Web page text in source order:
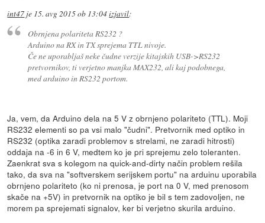
int47 je 15. avg 2015 ob 13:04izjavil:
Obrnjena polariteta RS232 ?
Arduino na RX in TX sprejema TTL nivoje.
Če ne uporabljaš neke čudne verzije kitajskih USB->RS232
pretvornikov, ti verjetno manjka MAX232, ali kaj podobnega,
med arduino in RS232 portom.
Ja, vem, da Arduino dela na 5 V z obrnjeno polariteto (TTL). Moji
RS232 elementi so pa vsi malo "čudni". Pretvornik med optiko in
RS232 (optika zaradi problemov s strelami, ne zaradi hitrosti)
oddaja na -6 in 6 V, medtem ko je pri sprejemu zelo toleranten.
Zaenkrat sva s kolegom na quick-and-dirty način problem rešila
tako, da sva na "softverskem serijskem portu" na arduinu uporabila
obrnjeno polariteto (ko ni prenosa, je port na 0 V, med prenosom
skače na +5V) in pretvornik na optiko je bil s tem zadovoljen, ne
morem pa sprejemati signalov, ker bi verjetno skurila arduino.